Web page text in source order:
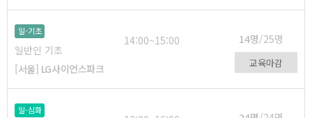
일-기초
일반인 기초
14:00~15:00 14명/25명
[서울] LG사이언스파크 교육마감
일-심화